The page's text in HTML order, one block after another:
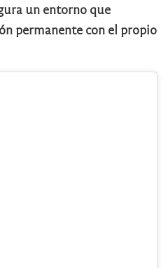
un entorno que
permanente con el propio